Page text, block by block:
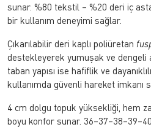
sunar. %80 tekstil – %20 deri iç
bir kullanım deneyimi sağlar.
Çıkarılabilir deri kaplı poliüretan
destekleyerek yumuşak ve dengeli
taban yapısı ise hafiflik ve
kullanımda güvenli hareket imkanı
4 cm dolgu topuk yüksekliği, hem
boyu konfor sunar.